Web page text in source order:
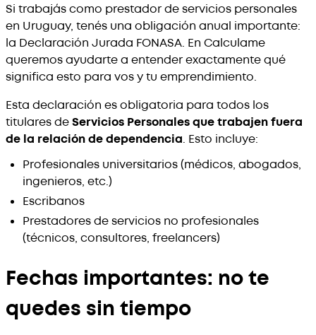
Si trabajás como prestador de servicios personales
en Uruguay, tenés una obligación anual importante:
la Declaración Jurada FONASA. En Calculame
queremos ayudarte a entender exactamente qué
significa esto para vos y tu emprendimiento.
Esta declaración es obligatoria para todos los
titulares deServicios Personales que trabajen fuera
de la relación de dependencia. Esto incluye:
Profesionales universitarios (médicos, abogados,
ingenieros, etc.)
Escribanos
Prestadores de servicios no profesionales
(técnicos, consultores, freelancers)
Fechas importantes: no te
quedes sin tiempo